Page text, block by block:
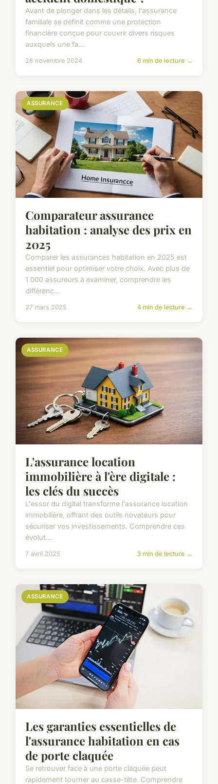
Avant de plonger dans les détails, l'assurance
familiale se définit comme une protection
financière conçue pour couvrir divers risques
auxquels une fa...
28 novembre 2024 6 min de lecture →
ASSURANCE
Comparateur assurance
habitation : analyse des prix en
2025
Comparer les assurances habitation en 2025 est
essentiel pour optimiser votre choix. Avec plus de
1 000 assureurs à examiner, comprendre les
différenc...
27 mars 2025 4 min de lecture →
ASSURANCE
L'assurance location
immobilière à l'ère digitale :
les clés du succès
L'essor du digital transforme l'assurance location
immobilière, offrant des outils novateurs pour
sécuriser vos investissements. Comprendre ces
évolut...
7 avril 2025 3 min de lecture →
ASSURANCE
Les garanties essentielles de
l'assurance habitation en cas
de porte claquée
Se retrouver face à une porte claquée peut
rapidement tourner au casse-tête. Comprendre